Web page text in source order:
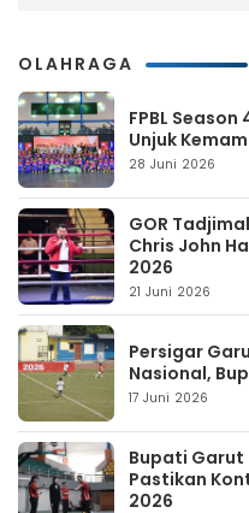
OLAHRAGA
FPBL
Unjuk
28 Juni 2026
GOR
Chris John
2026
21 Juni 2026
Persigar
Nasional,
17 Juni 2026
Bupati Garut
Pastikan
2026